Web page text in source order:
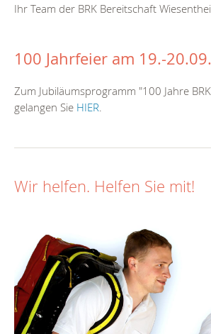
Ihr Team der BRK Bereitschaft
100 Jahrfeier am 19.-
Zum Jubiläumsprogramm "100 Jahre
gelangen Sie HIER.
Wir helfen. Helfen Sie mit!